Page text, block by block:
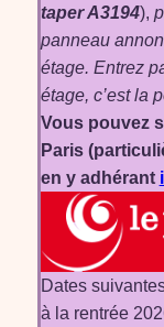
taper A3194),
panneau
étage. Entrez
étage, c’est la
Vous pouvez
Paris
en y adhérant
Dates
à la rentrée